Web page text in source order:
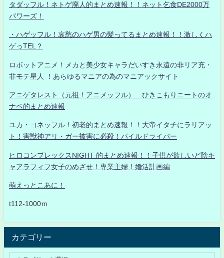
タダッフル！ネトゲ廃人的まとめ速報！！ネット乞食DE2000万
パワーズ！
・ハゲッフル！哀愁のハゲ男の髪ってるまとめ速報！！激しくハ
ゲっTEL？
ロボットアニメ！メカと美少女キャラだいすき永遠の非リア充・
非モテ星人 ！あらゆるマニアの為のマニアックサイト
アニゲタレスト（元祖！アニメッフル） ひきこもりニートのオ
ナベ的まとめ速報
ユカ・ヨネッフル！初老的まとめ速報！！大帝イタチにラリアッ
ト！害獣神アリ・ガー被害に必殺！パイルドライバー
ヒロコンプレックスNIGHT 的まとめ速報！！子供が欲しいど陰キ
ャアラフィフ女子のめざせ！専業主婦！婚活計画編
萌えっとこあに！
t112-1000ｍ
カテゴリー